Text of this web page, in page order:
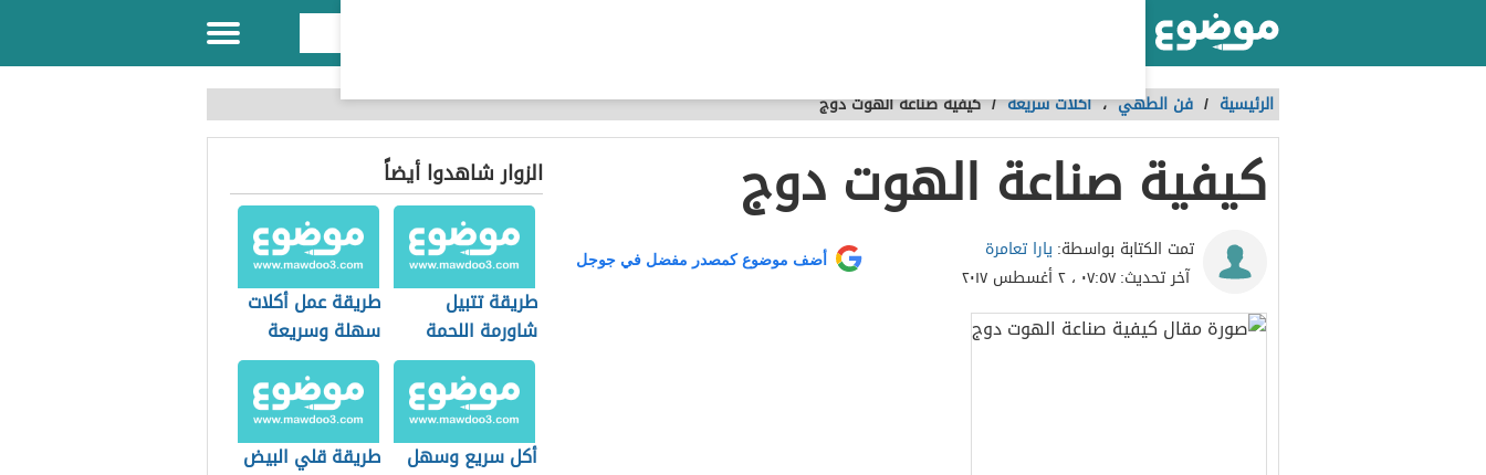
الرئيسية / فن الطهي،أكلات سريعة /كيفية صناعة الهوت دوج
كيفية صناعة الهوت دوج
تمت الكتابة بواسطة: يارا تعامرة
آخر تحديث:٠٧:٥٧ ، ٢ أغسطس ٢٠١٧
أضف موضوع كمصدر مفضل في جوجل
الزوار شاهدوا أيضاً
طريقة تتبيل
شاورمة اللحمة
طريقة عمل أكلات
سهلة وسريعة
أكل سريع وسهل طريقة قلي البيض